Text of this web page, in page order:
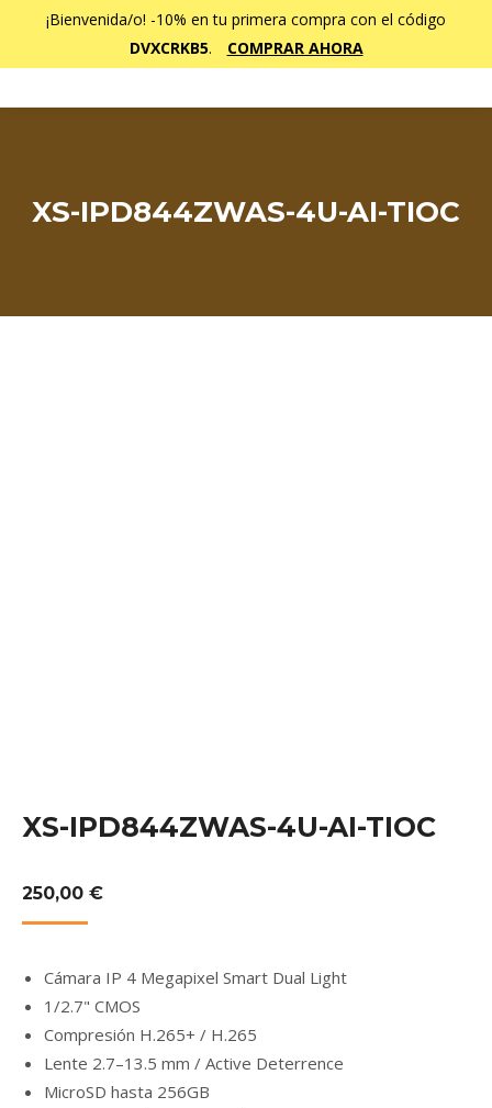
¡Bienvenida/o! -10% en tu primera compra con el código
DVXCRKB5. COMPRAR AHORA
XS-IPD844ZWAS-4U-AI-TIOC
XS-IPD844ZWAS-4U-AI-TIOC
250,00 €
Cámara IP 4 Megapixel Smart Dual Light
1/2.7" CMOS
Compresión H.265+ / H.265
Lente 2.7–13.5 mm / Active Deterrence
MicroSD hasta 256GB